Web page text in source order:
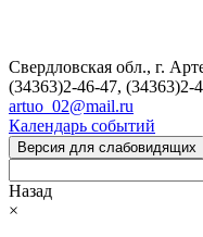
Свердловская обл., г.
(34363)2-46-47, (34363)2-
artuo_02@mail.ru
Календарь событий
Версия для слабовидящих
Назад
×